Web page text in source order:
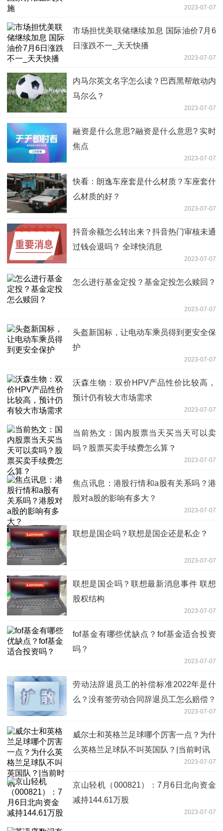
2023-07-07
市场担忧美联储继续加息 国际油价7月6
日涨跌不一_天天快播
2023-07-07
内马尔英文名字怎么读？巴西黑帮敢动内
马尔么？
2023-07-07
融资是什么意思?融资是什么意思? 实时
焦点
2023-07-07
快看：朗逸车座套是什么材质？车座套什
么材质的好？
2023-07-07
抖音余额怎么转出来？抖音热门审核未通
过钱会退吗？ 全球快消息
2023-07-07
怎么进行基金定投？基金定投怎么赎回？
2023-07-07
头盔新国标，让电动车乘员得到更安全保
护
2023-07-07
沃森生物：双价HPV产品性价比较高，
预计仍有较大市场需求
2023-07-07
当前热文：国内股票当天买当天可以卖
吗？股票买卖手续费怎么算？
2023-07-07
焦点讯息：港股行情和a股有关系吗？港
股对a股的影响有多大？
2023-07-07
联想是国企吗？联想是国企还是私企？
2023-07-07
联想是国企吗？联想最新消息事件 联想
股权结构
2023-07-07
fof基金有哪些优缺点？fof基金适合投资
吗？
2023-07-07
劳动法辞退员工的补偿标准2022年是什
么？没有签劳动合同辞退员工怎么赔偿？
2023-07-07
威尔士和英格兰足球哪个厉害一点？为什
么英格兰足球队不叫英国队？|当前时讯
2023-07-07
京山轻机（000821）：7月6日北向资金
减持144.61万股
2023-07-07